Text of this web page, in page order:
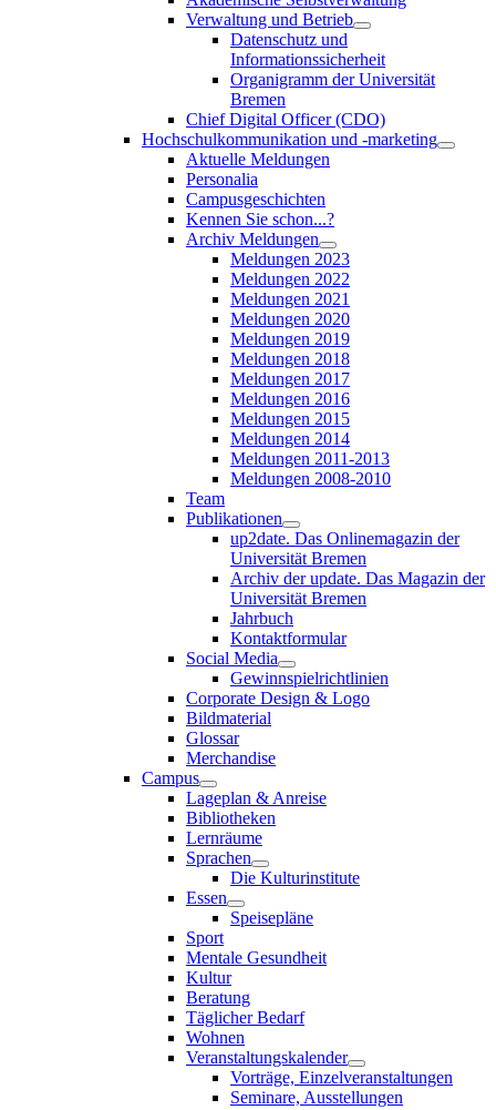
Verwaltung und Betrieb
Datenschutz und
Informationssicherheit
Organigramm der Universität
Bremen
Chief Digital Officer (CDO)
Hochschulkommunikation und -marketing
Aktuelle Meldungen
Personalia
Campusgeschichten
Kennen Sie schon...?
Archiv Meldungen
Meldungen 2023
Meldungen 2022
Meldungen 2021
Meldungen 2020
Meldungen 2019
Meldungen 2018
Meldungen 2017
Meldungen 2016
Meldungen 2015
Meldungen 2014
Meldungen 2011-2013
Meldungen 2008-2010
Team
Publikationen
up2date. Das Onlinemagazin der
Universität Bremen
Archiv der update. Das Magazin der
Universität Bremen
Jahrbuch
Kontaktformular
Social Media
Gewinnspielrichtlinien
Corporate Design & Logo
Bildmaterial
Glossar
Merchandise
Campus
Lageplan & Anreise
Bibliotheken
Lernräume
Sprachen
Die Kulturinstitute
Essen
Speisepläne
Sport
Mentale Gesundheit
Kultur
Beratung
Täglicher Bedarf
Wohnen
Veranstaltungskalender
Vorträge, Einzelveranstaltungen
Seminare, Ausstellungen